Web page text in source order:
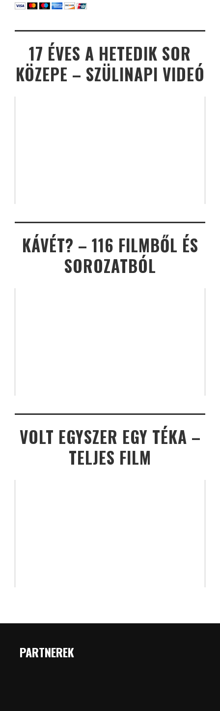
17 ÉVES A HETEDIK SOR
KÖZEPE – SZÜLINAPI VIDEÓ
KÁVÉT? – 116 FILMBŐL ÉS
SOROZATBÓL
VOLT EGYSZER EGY TÉKA –
TELJES FILM
PARTNEREK